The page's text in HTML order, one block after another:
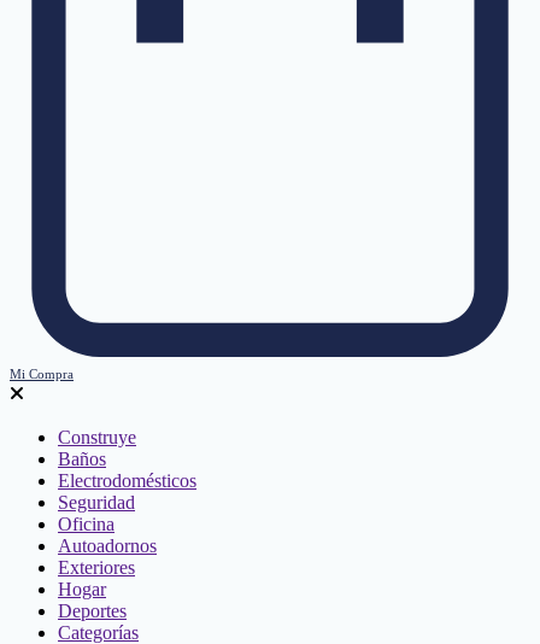
Mi Compra
Construye
Baños
Electrodomésticos
Seguridad
Oficina
Autoadornos
Exteriores
Hogar
Deportes
Categorías